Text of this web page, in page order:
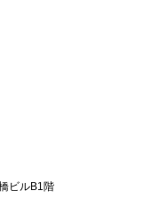
ビルB1階